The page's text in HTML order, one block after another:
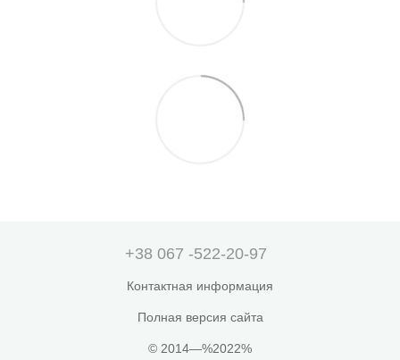
+38 067 -522-20-97
Контактная информация
Полная версия сайта
© 2014—%2022%